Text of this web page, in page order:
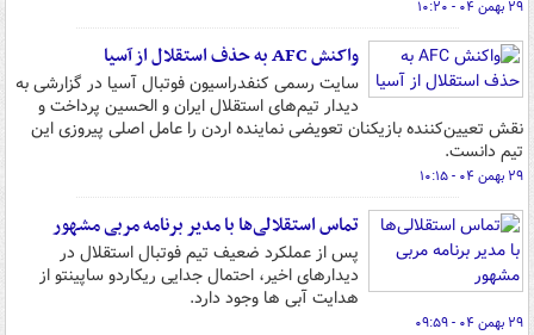
۲۹ بهمن ۰۴ - ۱۰:۲۰
واکنش AFC به حذف استقلال از آسیا
سایت رسمی کنفدراسیون فوتبال آسیا در گزارشی به
دیدار تیم‌های استقلال ایران و الحسین پرداخت و
نقش تعیین‌کننده بازیکنان تعویضی نماینده اردن را عامل اصلی پیروزی این
تیم دانست.
۲۹ بهمن ۰۴ - ۱۰:۱۵
تماس استقلالی‌ها با مدیر برنامه مربی مشهور
پس از عملکرد ضعیف تیم فوتبال استقلال در
دیدارهای اخیر، احتمال جدایی ریکاردو ساپینتو از
هدایت آبی ها وجود دارد.
۲۹ بهمن ۰۴ - ۰۹:۵۹